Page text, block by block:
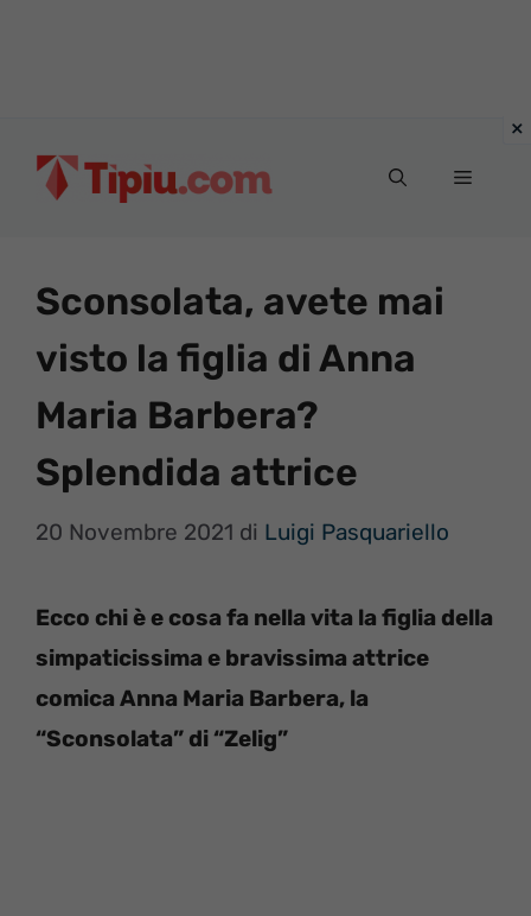
Menu
Sconsolata, avete mai
visto la figlia di Anna
Maria Barbera?
Splendida attrice
20 Novembre 2021 di Luigi Pasquariello
Ecco chi è e cosa fa nella vita la figlia della
simpaticissima e bravissima attrice
comica Anna Maria Barbera, la
“Sconsolata” di “Zelig”